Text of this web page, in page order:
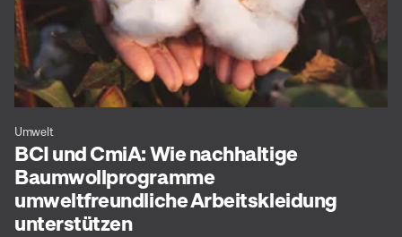
Umwelt
BCI und CmiA: Wie nachhaltige
Baumwollprogramme
umweltfreundliche Arbeitskleidung
unterstützen